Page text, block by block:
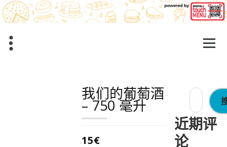
跳
至
正
我们的葡萄酒
– 750 毫升
15€
搜
近期评
论